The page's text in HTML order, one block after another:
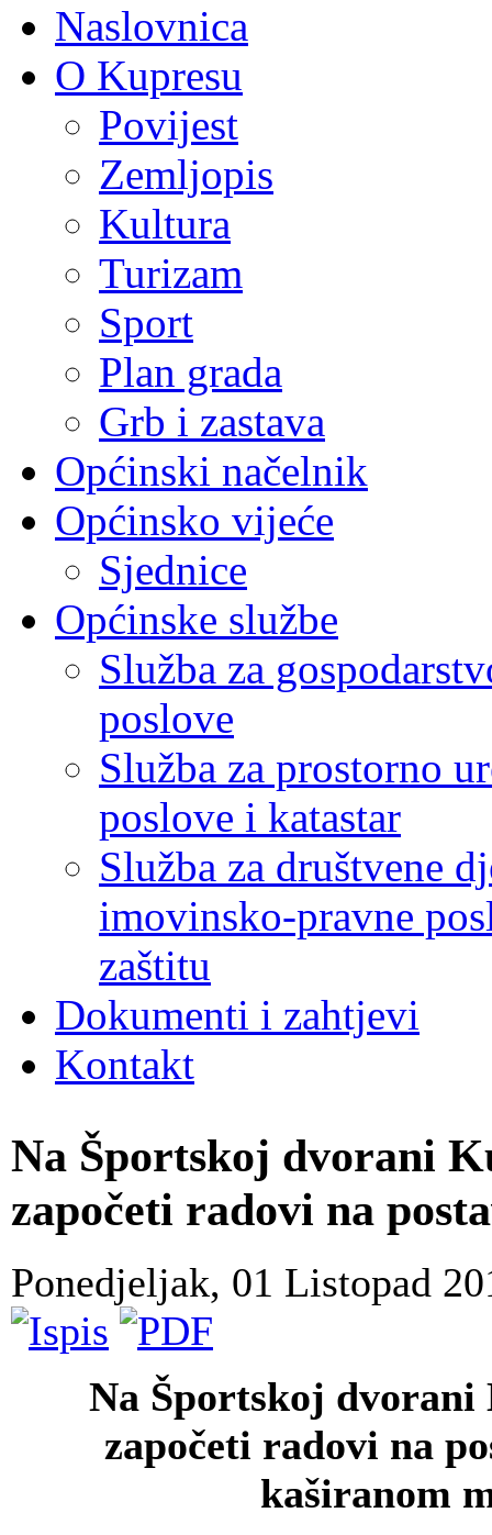
Naslovnica
O Kupresu
Povijest
Zemljopis
Kultura
Turizam
Sport
Plan grada
Grb i zastava
Općinski načelnik
Općinsko vijeće
Sjednice
Općinske službe
Služba za
poslove
Služba za prostorno
poslove i katastar
Služba za društvene
imovinsko-pravne
zaštitu
Dokumenti i zahtjevi
Kontakt
Na Športskoj dvorani
započeti radovi na
Ponedjeljak, 01 Listopad
Na Športskoj
započeti radovi na
kaširanom